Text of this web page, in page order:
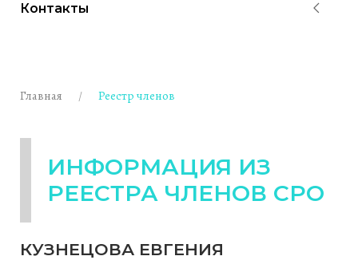
Контакты
Главная Реестр членов
ИНФОРМАЦИЯ ИЗ
РЕЕСТРА ЧЛЕНОВ СРО
КУЗНЕЦОВА ЕВГЕНИЯ